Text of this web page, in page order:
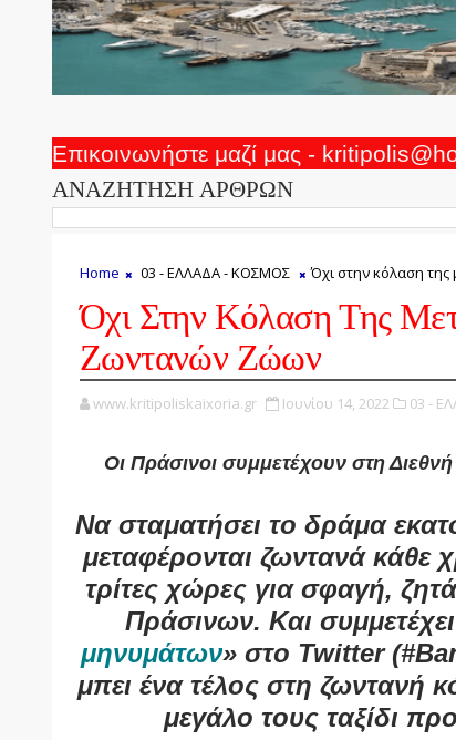
Επικοινωνήστε μαζί μας -
ΑΝΑΖΗΤΗΣΗ ΑΡΘΡΩΝ
Home 03 - ΕΛΛΑΔΑ - ΚΟΣΜΟΣ Όχι στην κόλαση
Όχι Στην Κόλαση Της
Ζωντανών Ζώων
www.kritipoliskaixoria.gr Ιουνίου 14, 2022 03 -
Οι Πράσινοι συμμετέχουν στη
Να σταματήσει το δράμα
μεταφέρονται ζωντανά κάθε
τρίτες χώρες για σφαγή,
Πράσινων. Και
μηνυμάτων» στο Twitter
μπει ένα τέλος στη ζωντανή
μεγάλο τους ταξίδι